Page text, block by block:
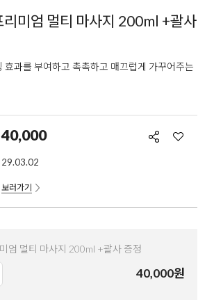
리미엄 멀티 마사지 200ml +괄사
효과를 부여하고 촉촉하고 매끄럽게 가꾸어주는
40,000
29.03.02
보러가기
엄 멀티 마사지 200ml +괄사 증정
40,000원